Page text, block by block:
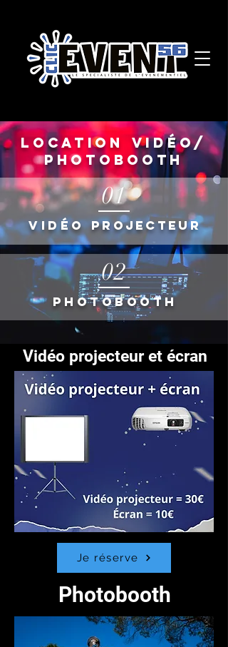
LOCATION VIDÉO/
PHOTOBOOTH
01
Vidéoprojecteur
02
Photobooth
Vidéo projecteur et écran
Je réserve
Photobooth